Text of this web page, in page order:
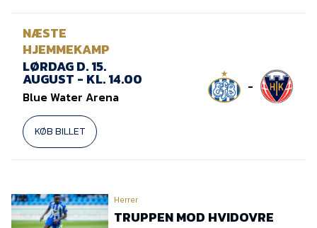
NÆSTE
HJEMMEKAMP
LØRDAG D. 15.
AUGUST - KL. 14.00
Blue Water Arena
KØB BILLET
-
Herrer
TRUPPEN MOD HVIDOVRE